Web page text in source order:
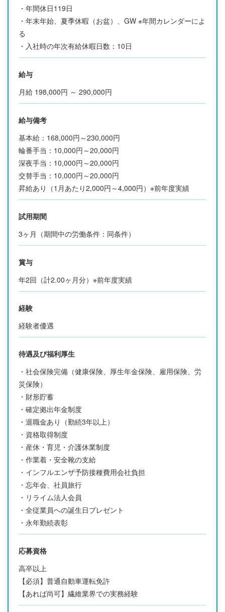
・年間休日119日
・年末年始、夏季休暇（お盆）、GW ※年間カレンダーによ
る
・入社時の年次有給休暇日数：10日
給与
月給 198,000円 ～ 290,000円
給与備考
基本給：168,000円～230,000円
輪番手当：10,000円～20,000円
深夜手当：10,000円～20,000円
交替手当：10,000円～20,000円
昇給あり（1月あたり2,000円～4,000円）※前年度実績
試用期間
3ヶ月（期間中の労働条件：同条件）
賞与
年2回（計2.00ヶ月分）※前年度実績
経験
経験者優遇
待遇及び福利厚生
・社会保険完備（健康保険、厚生年金保険、雇用保険、労
災保険）
・財形貯蓄
・確定拠出年金制度
・退職金あり（勤続3年以上）
・資格取得制度
・産休・育児・介護休業制度
・作業着・安全靴の支給
・インフルエンザ予防接種費用会社負担
・忘年会、社員旅行
・リライム法人会員
・全従業員への誕生日プレゼント
・永年勤続表彰
応募資格
高卒以上
【必須】普通自動車運転免許
【あれば尚可】繊維業界での実務経験